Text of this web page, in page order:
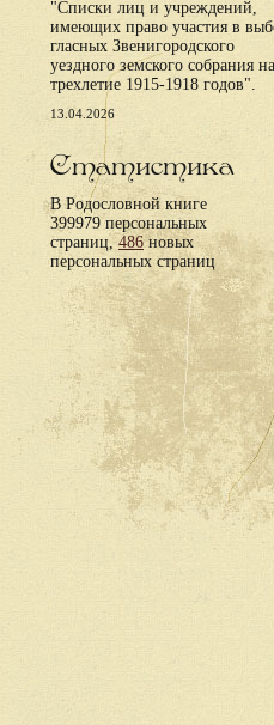
"Списки лиц и учреждений,
имеющих право участия в
гласных Звенигородского
уездного земского собрания на
трехлетие 1915-1918 годов".
13.04.2026
Статистика
В Родословной книге
399979 персональных
страниц,486новых
персональных страниц